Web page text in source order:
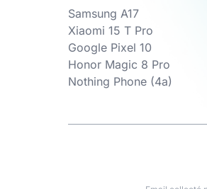
Samsung A17
Xiaomi 15 T Pro
Google Pixel 10
Honor Magic 8 Pro
Nothing Phone (4a)